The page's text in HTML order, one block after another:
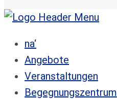
na‘
Angebote
Veranstaltungen
Begegnungszentrum